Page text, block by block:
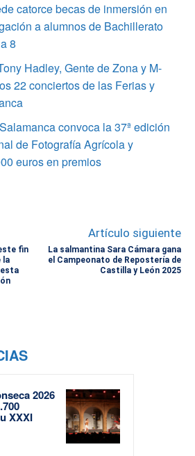
catorce becas de inmersión en
a alumnos de Bachillerato
8
Hadley, Gente de Zona y M-
22 conciertos de las Ferias y
convoca la 37ª edición
de Fotografía Agrícola y
euros en premios
fin
la
Artículo siguiente
La salmantina Sara Cámara gana
el Campeonato de Repostería de
Castilla y León 2025
2026
XXXI